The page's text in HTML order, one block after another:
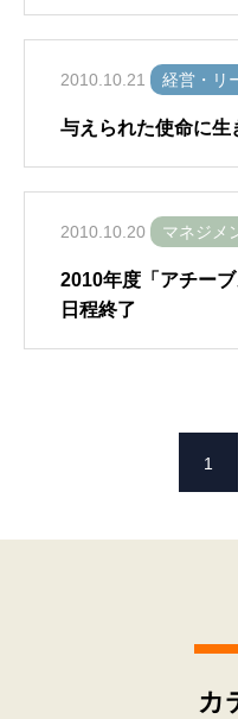
2010.10.21 経営・リ
与えられた使命に生
2010.10.20 マネジメ
2010年度「アチー
日程終了
1
カ